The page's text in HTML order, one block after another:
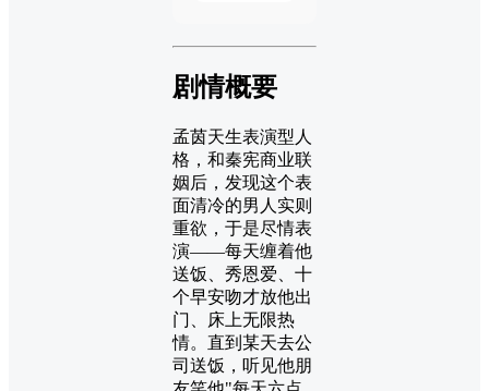
剧情概要
孟茵天生表演型人
格，和秦宪商业联
姻后，发现这个表
面清冷的男人实则
重欲，于是尽情表
演——每天缠着他
送饭、秀恩爱、十
个早安吻才放他出
门、床上无限热
情。直到某天去公
司送饭，听见他朋